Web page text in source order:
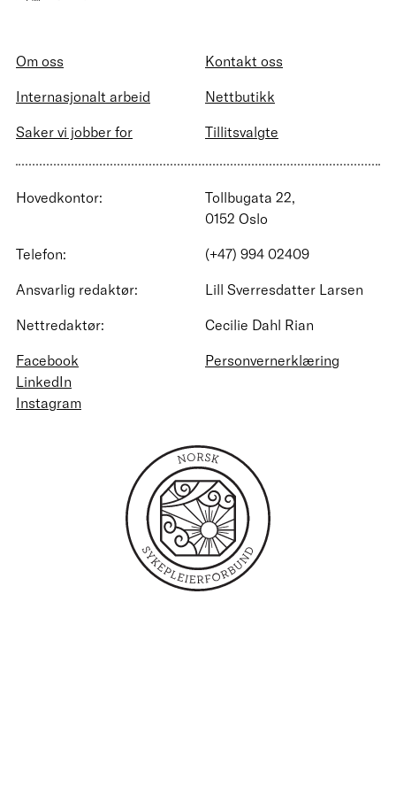
Om oss
Kontakt oss
Internasjonalt arbeid
Nettbutikk
Saker vi jobber for
Tillitsvalgte
Hovedkontor:
Tollbugata 22,
0152 Oslo
Telefon:
(+47) 994 02409
Ansvarlig redaktør:
Lill Sverresdatter Larsen
Nettredaktør:
Cecilie Dahl Rian
Facebook
LinkedIn
Instagram
Personvernerklæring